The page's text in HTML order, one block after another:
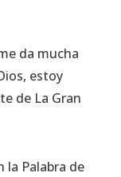
da mucha
estoy
de La Gran
la Palabra de